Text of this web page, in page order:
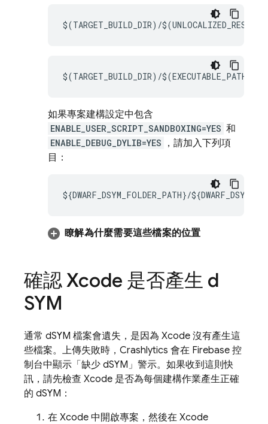
$(TARGET_BUILD_DIR)/
$(TARGET_BUILD_DIR)/$(EXECUTABLE_PATH)
如果專案建構設定中包含
ENABLE_USER_SCRIPT_SANDBOXING=YES 和
ENABLE_DEBUG_DYLIB=YES
，請加入下列項
目：
${DWARF_DSYM_FOLDER_PATH}/
瞭解為什麼需要這些檔案的位置
確認 Xcode 是否產生 d
SYM
通常 dSYM 檔案會遺失，是因為 Xcode 沒有產生這
些檔案。上傳失敗時， Crashlytics 會在 Firebase 控
制台中顯示「缺少 dSYM」警示。如果收到這則快
訊，請先檢查 Xcode 是否為每個建構作業產生正確
的 dSYM：
在 Xcode 中開啟專案，然後在 Xcode